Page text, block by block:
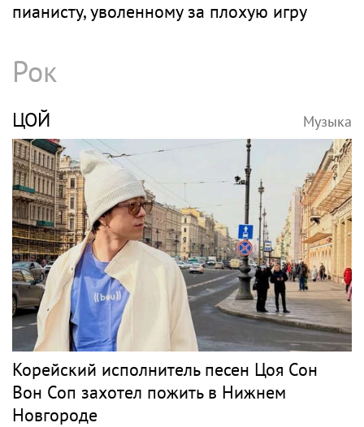
пианисту, уволенному за плохую игру
Рок
ЦОЙ Музыка
Корейский исполнитель песен Цоя Сон
Вон Соп захотел пожить в Нижнем
Новгороде